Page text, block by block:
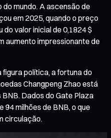
mundo. A ascensão de
em 2025, quando o preço
do valor inicial de 0,1824 $
aumento impressionante de
política, a fortuna do
Changpeng Zhao está
Dados do Gate Plaza
milhões de BNB, o que
circulação.